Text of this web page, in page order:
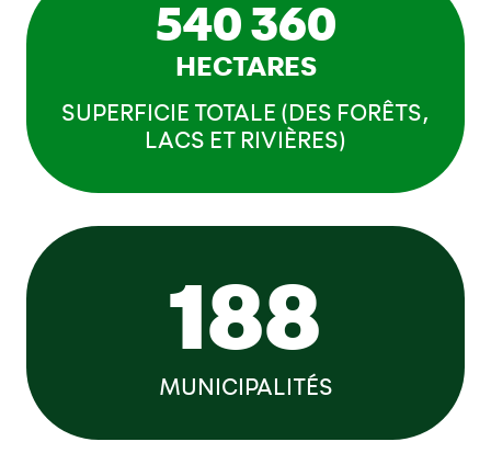
540 360
HECTARES
SUPERFICIE TOTALE (DES FORÊTS,
LACS ET RIVIÈRES)
188
MUNICIPALITÉS